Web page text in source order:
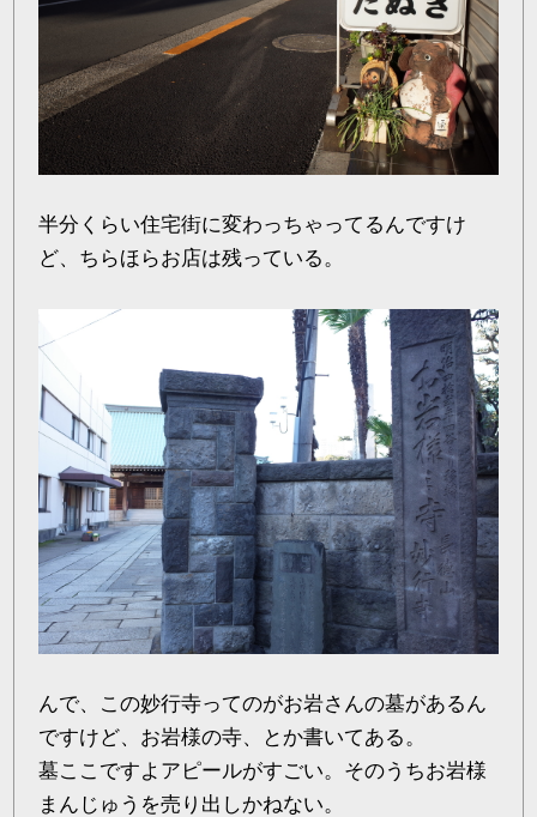
半分くらい住宅街に変わっちゃってるんですけ
ど、ちらほらお店は残っている。
んで、この妙行寺ってのがお岩さんの墓があるん
ですけど、お岩様の寺、とか書いてある。
墓ここですよアピールがすごい。そのうちお岩様
まんじゅうを売り出しかねない。